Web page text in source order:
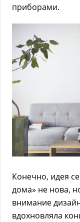
приборами.
Конечно, идея
дома» не нова,
внимание
вдохновляла